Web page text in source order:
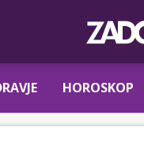
HOROSKOP